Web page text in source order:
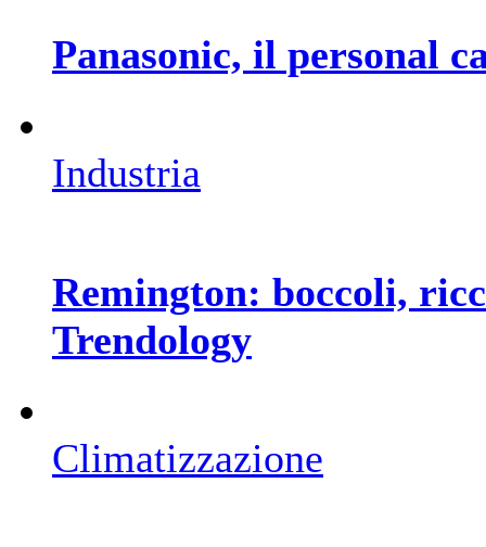
Panasonic, il personal
Industria
Remington: boccoli,
Trendology
Climatizzazione